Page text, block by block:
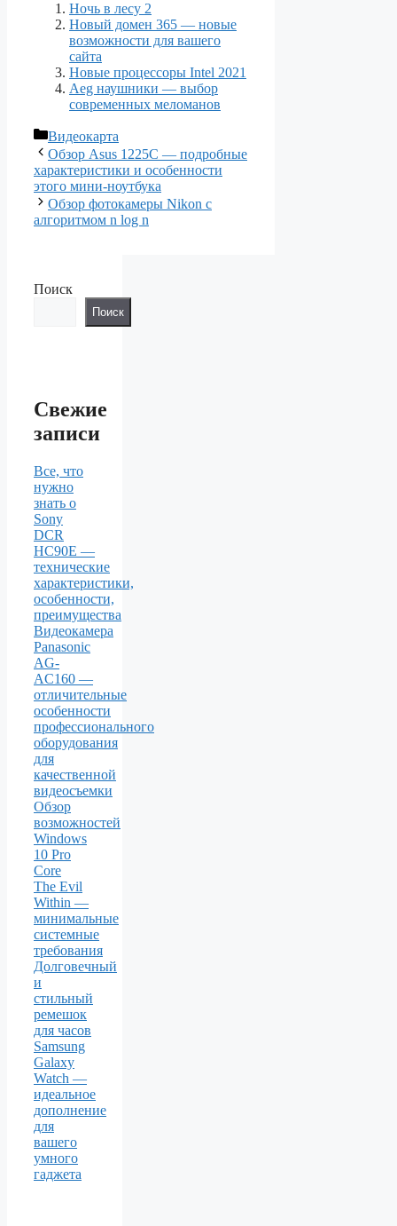
Ночь в лесу 2
Новый домен 365 — новые
возможности для вашего
сайта
Новые процессоры Intel 2021
Aeg наушники — выбор
современных меломанов
Рубрики
Видеокарта
Обзор Asus 1225C — подробные
характеристики и особенности
этого мини-ноутбука
Обзор фотокамеры Nikon с
алгоритмом n log n
Поиск
Поиск
Свежие
записи
Все, что
нужно
знать о
Sony
DCR
HC90E —
технические
характеристики,
особенности,
преимущества
Видеокамера
Panasonic
AG-
AC160 —
отличительные
особенности
профессионального
оборудования
для
качественной
видеосъемки
Обзор
возможностей
Windows
10 Pro
Core
The Evil
Within —
минимальные
системные
требования
Долговечный
и
стильный
ремешок
для часов
Samsung
Galaxy
Watch —
идеальное
дополнение
для
вашего
умного
гаджета